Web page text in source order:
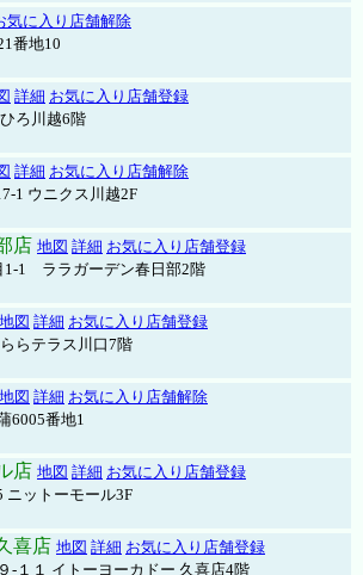
気に入り店舗解除
番地10
詳細 お気に入り店舗登録
ろ川越6階
詳細 お気に入り店舗解除
1 ウニクス川越2F
店 地図 詳細 お気に入り店舗登録
1-1 ララガーデン春日部2階
地図 詳細 お気に入り店舗登録
らテラス川口7階
地図 詳細 お気に入り店舗解除
6005番地1
店 地図 詳細 お気に入り店舗登録
ニットーモール3F
喜店 地図 詳細 お気に入り店舗登録
-１１ イトーヨーカドー 久喜店4階